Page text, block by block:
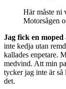
Här måste ni
Motorsågen
Jag fick en
inte kedja utan
kallades enpetare.
medvind. Att min
tycker jag inte är
det.